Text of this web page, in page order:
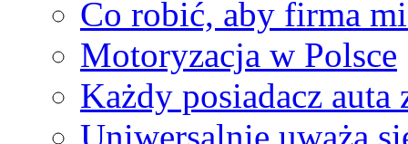
Co robić, aby firma
Motoryzacja w Polsce
Każdy posiadacz auta
Uniwersalnie uważa